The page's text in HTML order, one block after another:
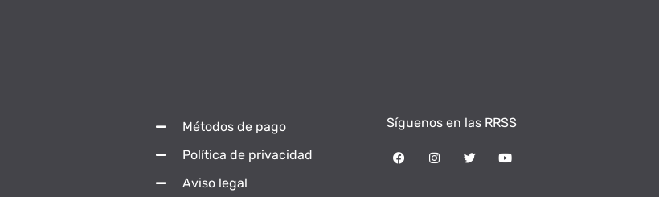
Métodos de pago
Política de privacidad
Aviso legal
Síguenos en las RRSS